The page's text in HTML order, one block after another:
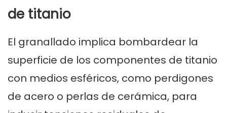
de titanio
El granallado implica bombardear la
superficie de los componentes de titanio
con medios esféricos, como perdigones
de acero o perlas de cerámica, para